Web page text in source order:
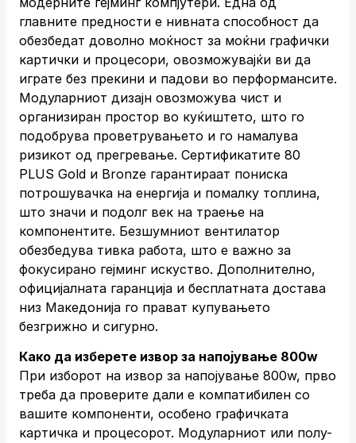
главните предности е нивната способност да
обезбедат доволно моќност за моќни графички
картички и процесори, овозможувајќи ви да
играте без прекини и падови во перформансите.
Модуларниот дизајн овозможува чист и
организиран простор во куќиштето, што го
подобрува проветрувањето и го намалува
ризикот од прегревање. Сертификатите 80
PLUS Gold и Bronze гарантираат пониска
потрошувачка на енергија и помалку топлина,
што значи и подолг век на траење на
компонентите. Безшумниот вентилатор
обезбедува тивка работа, што е важно за
фокусирано гејминг искуство. Дополнително,
официјалната гаранција и бесплатната достава
низ Македонија го прават купувањето
безгрижно и сигурно.
Како да изберете извор за напојување 800w
При изборот на извор за напојување 800w, прво
треба да проверите дали е компатибилен со
вашите компоненти, особено графичката
картичка и процесорот. Модуларниот или полу-